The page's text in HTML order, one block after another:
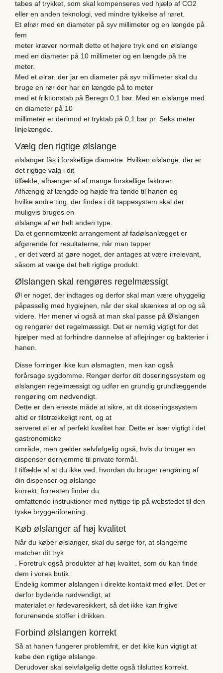
tabes af trykket, som skal kompenseres ved hjælp af CO2
eller en anden teknologi, ved mindre tykkelse af røret.
Et ølrør med en diameter på syv millimeter og en længde på
fem
meter kræver normalt dette et højere tryk end en ølslange
med en diameter på 10 millimeter og en længde på tre
meter.
Med et ølrør. der jar en diameter på syv millimeter skal du
bruge en rør der har en længde på to meter
med et friktionstab på Beregn 0,1 bar. Med en ølslange med
en diameter på 10
millimeter er derimod et tryktab på 0,1 bar pr. Seks meter
linjelængde.
Vælg den rigtige ølslange
ølslanger fås i forskellige diametre. Hvilken ølslange, der er
det rigtige valg i dit
tilfælde, afhænger af af mange forskellige faktorer.
Afhængig af længde og højde fra tønde til hanen og
hvilke andre ting, der findes i dit tappesystem skal der
muligvis bruges en
ølslange af en helt anden type.
Da et gennemtænkt arrangement af fadølsanlægget er
afgørende for resultaterne, når man tapper
, er det værd at gøre noget, der antages at være irrelevant,
såsom at vælge det helt rigtige produkt.
Ølslangen skal rengøres regelmæssigt
Øl er noget, der indtages og derfor skal man være uhyggelig
påpasselig med hygiejnen, når der skal skænkes øl op og så
videre. Her mener vi også at man skal passe på Ølslangen
og rengører det regelmæssigt. Det er nemlig vigtigt for det
hjælper med at forhindre dannelse af aflejringer og bakterier i
hanen.
Disse forringer ikke kun ølsmagten, men kan også
forårsage sygdomme. Rengør derfor dit doseringssystem og
ølslangen regelmæssigt og udfør en grundig grundlæggende
rengøring om nødvendigt.
Dette er den eneste måde at sikre, at dit doseringssystem
altid er tilstrækkeligt rent, og at
serveret øl er af perfekt kvalitet har. Dette er især vigtigt i det
gastronomiske
område, men gælder selvfølgelig også, hvis du bruger en
dispenser derhjemme til private formål.
I tilfælde af at du ikke ved, hvordan du bruger rengøring af
din dispenser og ølslange
korrekt, forresten finder du
omfattende instruktioner med nyttige tip på webstedet til den
tyske bryggeriforening.
Køb ølslanger af høj kvalitet
Når du køber ølslanger, skal du sørge for, at slangerne
matcher dit tryk
. Foretruk også produkter af høj kvalitet, som du kan finde
dem i vores butik.
Endelig kommer ølslangen i direkte kontakt med øllet. Det er
derfor bydende nødvendigt, at
materialet er fødevaresikkert, så det ikke kan frigive
forurenende stoffer i drikken.
Forbind ølslangen korrekt
Så at hanen fungerer problemfrit, er det ikke kun vigtigt at
købe den rigtige ølslange.
Derudover skal selvfølgelig dette også tilsluttes korrekt.